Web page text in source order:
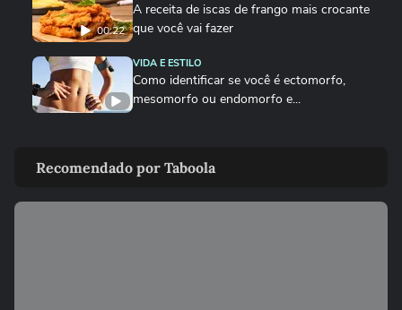
00:22
A receita de iscas de frango mais crocante
que você vai fazer
VIDA E ESTILO
Como identificar se você é ectomorfo,
mesomorfo ou endomorfo e...
DEGUSTA
Recomendado por Taboola